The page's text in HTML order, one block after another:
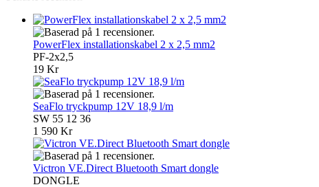
PowerFlex installationskabel 2 x 2,5 mm2
PF-2x2,5
19 Kr
SeaFlo tryckpump 12V 18,9 l/m
SW 55 12 36
1 590 Kr
Victron VE.Direct Bluetooth Smart dongle
DONGLE